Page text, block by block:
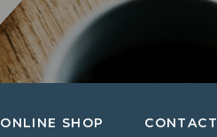
ONLINE SHOP CONTACT